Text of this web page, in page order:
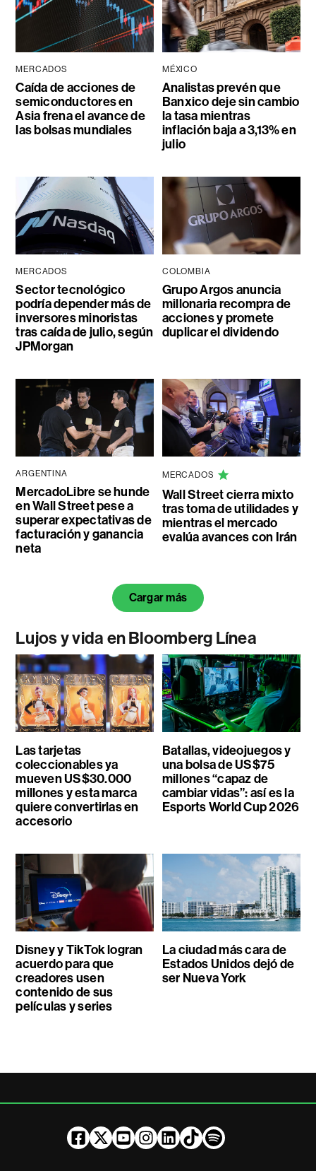
MERCADOS
Caída de acciones de
semiconductores en
Asia frena el avance de
las bolsas mundiales
MÉXICO
Analistas prevén que
Banxico deje sin cambio
la tasa mientras
inflación baja a 3,13% en
julio
MERCADOS
Sector tecnológico
podría depender más de
inversores minoristas
tras caída de julio, según
JPMorgan
COLOMBIA
Grupo Argos anuncia
millonaria recompra de
acciones y promete
duplicar el dividendo
ARGENTINA
MercadoLibre se hunde
en Wall Street pese a
superar expectativas de
facturación y ganancia
neta
MERCADOS
Wall Street cierra mixto
tras toma de utilidades y
mientras el mercado
evalúa avances con Irán
Cargar más
Lujos y vida en Bloomberg Línea
Las tarjetas
coleccionables ya
mueven US$30.000
millones y esta marca
quiere convertirlas en
accesorio
Batallas, videojuegos y
una bolsa de US$75
millones “capaz de
cambiar vidas”: así es la
Esports World Cup 2026
Disney y TikTok logran
acuerdo para que
creadores usen
contenido de sus
películas y series
La ciudad más cara de
Estados Unidos dejó de
ser Nueva York